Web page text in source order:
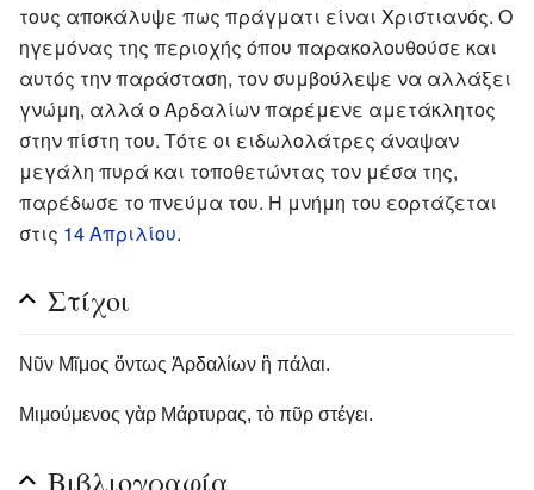
τους αποκάλυψε πως πράγματι είναι Χριστιανός. Ο
ηγεμόνας της περιοχής όπου παρακολουθούσε και
αυτός την παράσταση, τον συμβούλεψε να αλλάξει
γνώμη, αλλά ο Αρδαλίων παρέμενε αμετάκλητος
στην πίστη του. Τότε οι ειδωλολάτρες άναψαν
μεγάλη πυρά και τοποθετώντας τον μέσα της,
παρέδωσε το πνεύμα του. Η μνήμη του εορτάζεται
στις 14 Απριλίου.
Στίχοι
Νῦν Μῖμος ὄντως Ἀρδαλίων ἢ πάλαι.
Μιμούμενος γὰρ Μάρτυρας, τὸ πῦρ στέγει.
Βιβλιογραφία